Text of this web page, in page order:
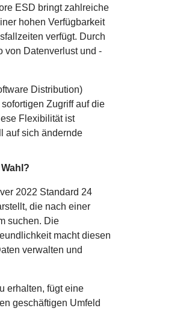
ESD bringt zahlreiche
hohen Verfügbarkeit
verfügt. Durch
von Datenverlust und -
Distribution)
Zugriff auf die
Flexibilität ist
auf sich ändernde
2022 Standard 24
die nach einer
suchen. Die
macht diesen
verwalten und
erhalten, fügt eine
geschäftigen Umfeld